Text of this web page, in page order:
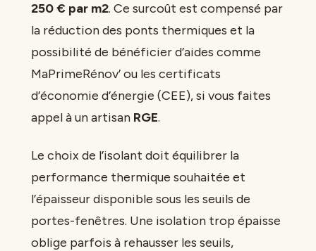
250 € par m2. Ce surcoût est compensé par
la réduction des ponts thermiques et la
possibilité de bénéficier d’aides comme
MaPrimeRénov’ ou les certificats
d’économie d’énergie (CEE), si vous faites
appel à un artisan RGE.
Le choix de l’isolant doit équilibrer la
performance thermique souhaitée et
l’épaisseur disponible sous les seuils de
portes-fenêtres. Une isolation trop épaisse
oblige parfois à rehausser les seuils,